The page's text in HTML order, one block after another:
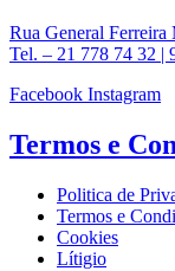
Rua General Ferreira
Tel. – 21 778 74 32 |
Facebook Instagram
Termos e
Politica de
Termos e
Cookies
Lítigio